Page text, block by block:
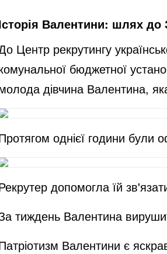
Валентини: шлях
Центр рекрутингу
бюджетної
дівчина Валентина,
однієї години були
допомогла їй
тиждень Валентина
Валентини є